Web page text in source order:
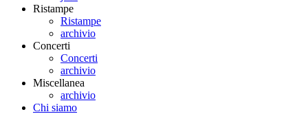
Ristampe
Ristampe
archivio
Concerti
Concerti
archivio
Miscellanea
archivio
Chi siamo